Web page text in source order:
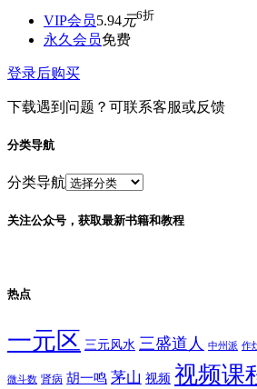
VIP会员5.94元6折
永久会员免费
登录后购买
下载遇到问题？可联系客服或反馈
分类导航
分类导航
关注公众号，获取最新书籍和教程
热点
一元区 三元风水 三盛道人 中州派 作
微斗数 肾病 胡一鸣 茅山 视频 视频课